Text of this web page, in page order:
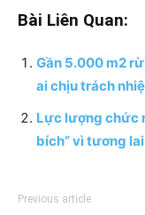
Bài Liên Quan:
Gần 5.000 m2
ai chịu trách
Lực lượng chức
bích” vì tương
Previous article